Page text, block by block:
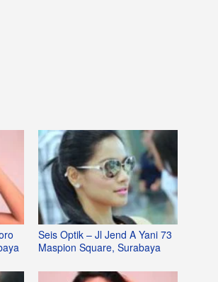
Seis Optik – Jl Jend A Yani 73
Maspion Square, Surabaya